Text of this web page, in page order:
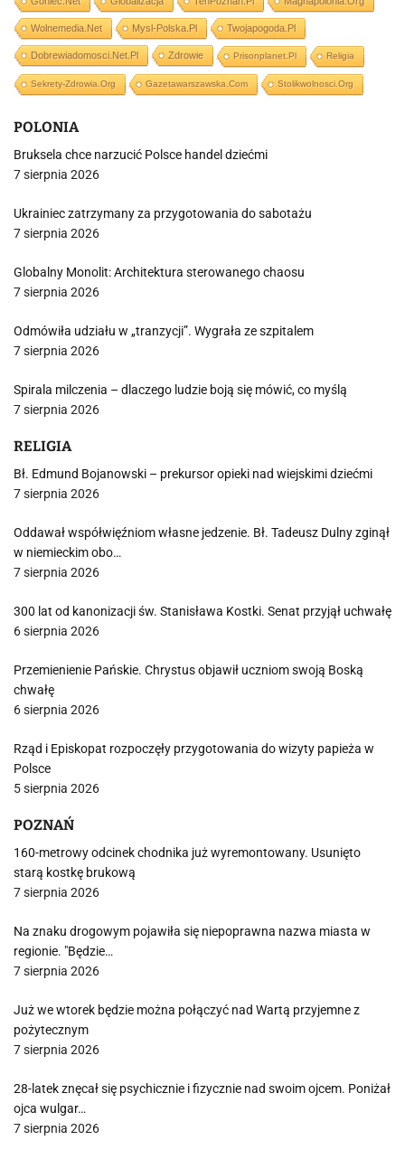
Wolnemedia.net Mysl-Polska.pl Twojapogoda.pl
Dobrewiadomosci.net.pl Zdrowie Prisonplanet.pl Religia
Sekrety-Zdrowia.org Gazetawarszawska.com Stolikwolnosci.org
POLONIA
Bruksela chce narzucić Polsce handel dziećmi
7 sierpnia 2026
Ukrainiec zatrzymany za przygotowania do sabotażu
7 sierpnia 2026
Globalny Monolit: Architektura sterowanego chaosu
7 sierpnia 2026
Odmówiła udziału w „tranzycji”. Wygrała ze szpitalem
7 sierpnia 2026
Spirala milczenia – dlaczego ludzie boją się mówić, co myślą
7 sierpnia 2026
RELIGIA
Bł. Edmund Bojanowski – prekursor opieki nad wiejskimi dziećmi
7 sierpnia 2026
Oddawał współwięźniom własne jedzenie. Bł. Tadeusz Dulny zginął
w niemieckim obo…
7 sierpnia 2026
300 lat od kanonizacji św. Stanisława Kostki. Senat przyjął uchwałę
6 sierpnia 2026
Przemienienie Pańskie. Chrystus objawił uczniom swoją Boską
chwałę
6 sierpnia 2026
Rząd i Episkopat rozpoczęły przygotowania do wizyty papieża w
Polsce
5 sierpnia 2026
POZNAŃ
160-metrowy odcinek chodnika już wyremontowany. Usunięto
starą kostkę brukową
7 sierpnia 2026
Na znaku drogowym pojawiła się niepoprawna nazwa miasta w
regionie. "Będzie…
7 sierpnia 2026
Już we wtorek będzie można połączyć nad Wartą przyjemne z
pożytecznym
7 sierpnia 2026
28-latek znęcał się psychicznie i fizycznie nad swoim ojcem. Poniżał
ojca wulgar…
7 sierpnia 2026